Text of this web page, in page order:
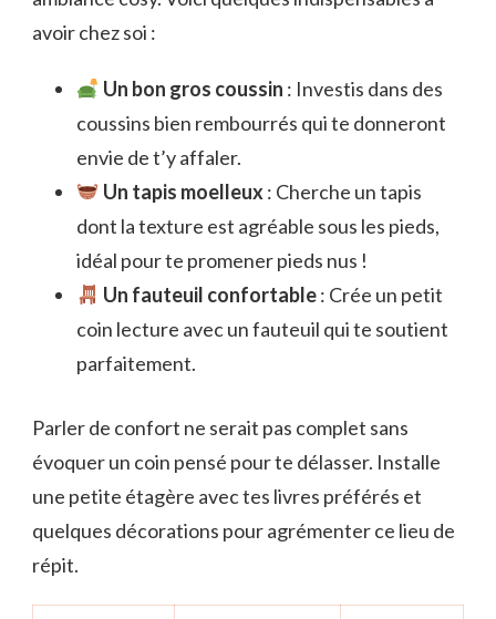
avoir chez soi :
Un bon gros coussin : Investis dans des
coussins bien rembourrés qui te donneront
envie de t’y affaler.
Un tapis moelleux : Cherche un tapis
dont la texture est agréable sous les pieds,
idéal pour te promener pieds nus !
Un fauteuil confortable: Crée un petit
coin lecture avec un fauteuil qui te soutient
parfaitement.
Parler de confort ne serait pas complet sans
évoquer un coin pensé pour te délasser. Installe
une petite étagère avec tes livres préférés et
quelques décorations pour agrémenter ce lieu de
répit.